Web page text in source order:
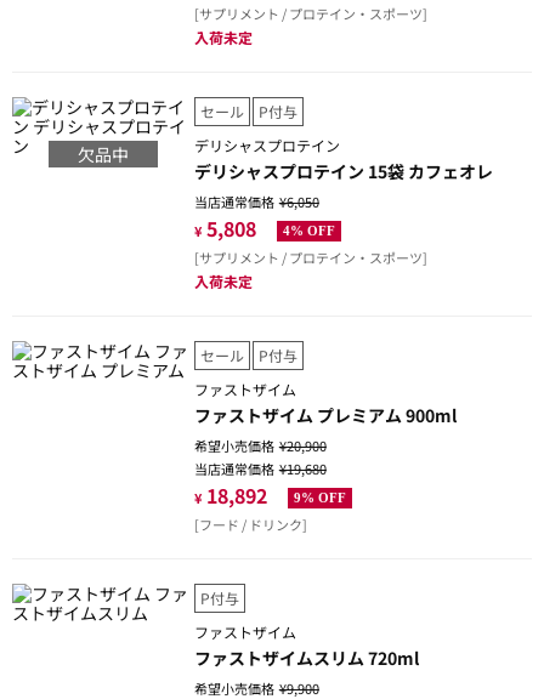
[サプリメント / プロテイン・スポーツ]
入荷未定
欠品中
セール
P付与
デリシャスプロテイン
デリシャスプロテイン 15袋 カフェオレ
当店通常価格¥6,050
¥ 5,808 4% OFF
[サプリメント / プロテイン・スポーツ]
入荷未定
セール
P付与
ファストザイム
ファストザイム プレミアム 900ml
希望小売価格¥20,900
当店通常価格¥19,680
¥ 18,892 9% OFF
[フード / ドリンク]
P付与
ファストザイム
ファストザイムスリム 720ml
希望小売価格¥9,900